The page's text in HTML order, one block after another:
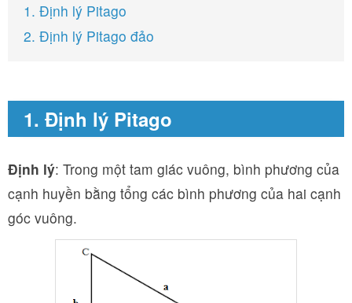
1. Định lý Pitago
2. Định lý Pitago đảo
1. Định lý Pitago
Định lý: Trong một tam giác vuông, bình phương của
cạnh huyền bằng tổng các bình phương của hai cạnh
góc vuông.